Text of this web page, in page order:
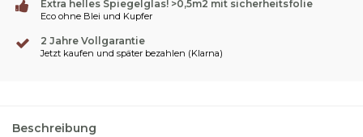
Extra helles Spiegelglas! >0,5m2 mit sicherheitsfolie
Eco ohne Blei und Kupfer
2 Jahre Vollgarantie
Jetzt kaufen und später bezahlen (Klarna)
Beschreibung